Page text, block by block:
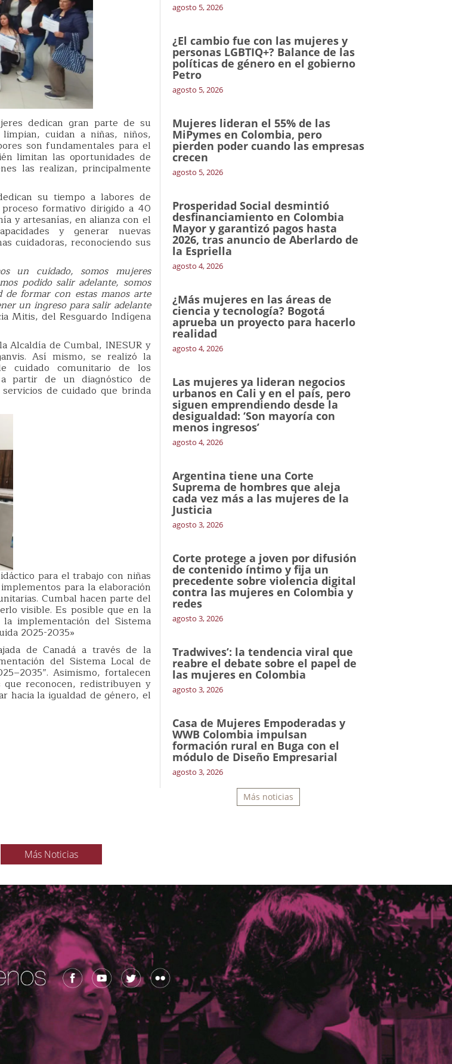
dedican gran parte de su
cuidan a niñas, niños,
son fundamentales para el
limitan las oportunidades de
las realizan, principalmente
su tiempo a labores de
formativo dirigido a 40
y artesanías, en alianza con el
y generar nuevas
cuidadoras, reconociendo sus
un cuidado, somos mujeres
podido salir adelante, somos
de formar con estas manos arte
un ingreso para salir adelante
Mitis, del Resguardo Indígena
Alcaldía de Cumbal, INESUR y
Así mismo, se realizó la
cuidado comunitario de los
partir de un diagnóstico de
de cuidado que brinda
para el trabajo con niñas
para la elaboración
Cumbal hacen parte del
visible. Es posible que en la
implementación del Sistema
2025-2035»
de Canadá a través de la
del Sistema Local de
Asimismo, fortalecen
reconocen, redistribuyen y
hacia la igualdad de género, el
agosto 5, 2026
¿El cambio fue con las mujeres y
personas LGBTIQ+? Balance de las
políticas de género en el gobierno
Petro
agosto 5, 2026
Mujeres lideran el 55% de las
MiPymes en Colombia, pero
pierden poder cuando las empresas
crecen
agosto 5, 2026
Prosperidad Social desmintió
desfinanciamiento en Colombia
Mayor y garantizó pagos hasta
2026, tras anuncio de Aberlardo de
la Espriella
agosto 4, 2026
¿Más mujeres en las áreas de
ciencia y tecnología? Bogotá
aprueba un proyecto para hacerlo
realidad
agosto 4, 2026
Las mujeres ya lideran negocios
urbanos en Cali y en el país, pero
siguen emprendiendo desde la
desigualdad: ‘Son mayoría con
menos ingresos’
agosto 4, 2026
Argentina tiene una Corte
Suprema de hombres que aleja
cada vez más a las mujeres de la
Justicia
agosto 3, 2026
Corte protege a joven por difusión
de contenido íntimo y fija un
precedente sobre violencia digital
contra las mujeres en Colombia y
redes
agosto 3, 2026
Tradwives’: la tendencia viral que
reabre el debate sobre el papel de
las mujeres en Colombia
agosto 3, 2026
Casa de Mujeres Empoderadas y
WWB Colombia impulsan
formación rural en Buga con el
módulo de Diseño Empresarial
agosto 3, 2026
Más noticias
Más Noticias